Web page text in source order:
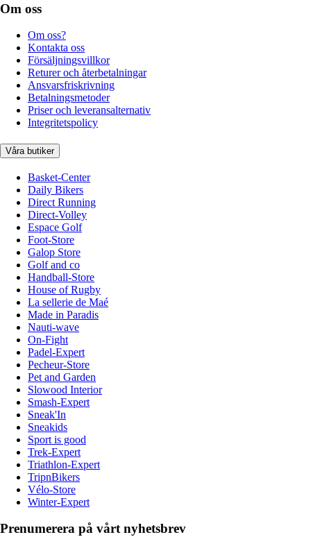
Om oss
Om oss?
Kontakta oss
Försäljningsvillkor
Returer och återbetalningar
Ansvarsfriskrivning
Betalningsmetoder
Priser och leveransalternativ
Integritetspolicy
Våra butiker
Basket-Center
Daily Bikers
Direct Running
Direct-Volley
Espace Golf
Foot-Store
Galop Store
Golf and co
Handball-Store
House of Rugby
La sellerie de Maé
Made in Paradis
Nauti-wave
On-Fight
Padel-Expert
Pecheur-Store
Pet and Garden
Slowood Interior
Smash-Expert
Sneak'In
Sneakids
Sport is good
Trek-Expert
Triathlon-Expert
TripnBikers
Vélo-Store
Winter-Expert
Prenumerera på vårt nyhetsbrev